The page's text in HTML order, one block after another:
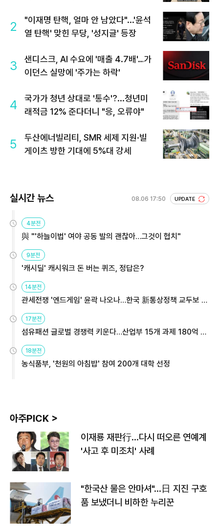
2
"이재명 탄핵, 얼마 안 남았다"...'윤석
열 탄핵' 맞힌 무당, '성지글' 등장
3
샌디스크, AI 수요에 '매출 4.7배'…가
이던스 실망에 '주가는 하락'
4
국가가 청년 상대로 '통수'?...청년미
래적금 12% 준다더니 "응, 오류야"
5
두산에너빌리티, SMR 세제 지원·빌
게이츠 방한 기대에 5%대 강세
실시간 뉴스 08.06 17:50 UPDATE
4분전
與 "'하늘이법' 여야 공동 발의 괜찮아…그것이 협치"
9분전
'캐시딜' 캐시워크 돈 버는 퀴즈, 정답은?
14분전
관세전쟁 '엔드게임' 윤곽 나오나…한국 新통상정책 교두보 활
용해야
17분전
섬유패션 글로벌 경쟁력 키운다…산업부 15개 과제 180억 지
원
18분전
농식품부, '천원의 아침밥' 참여 200개 대학 선정
아주PICK >
이재룡 재판行…다시 떠오른 연예계
'사고 후 미조치' 사례
"한국산 물은 안마셔"…日 지진 구호
품 보냈더니 비하한 누리꾼